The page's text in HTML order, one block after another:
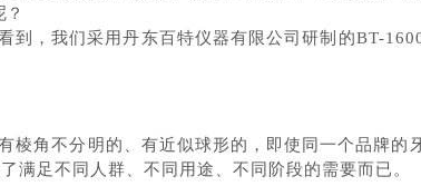
到，我们采用丹东百特仪器有限公司研制的BT-
棱角不分明的、有近似球形的，即使同一个品牌
满足不同人群、不同用途、不同阶段的需要而已。